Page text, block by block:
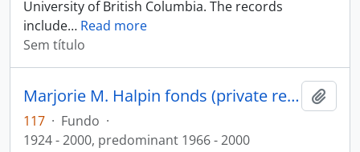
University of British Columbia. The records
include… Read more
Sem título
Marjorie M. Halpin fonds (private records)
117 · Fundo ·
1924 - 2000, predominant 1966 - 2000